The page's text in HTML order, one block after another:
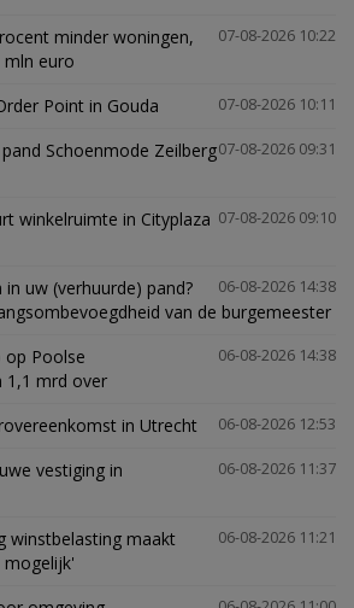
07-08-2026 10:22
minder woningen,
mln euro
07-08-2026 10:11
Point in Gouda
07-08-2026 09:31
Schoenmode Zeilberg
07-08-2026 09:10
winkelruimte in Cityplaza
06-08-2026 14:38
uw (verhuurde) pand?
van de burgemeester
06-08-2026 14:38
op Poolse
1,1 mrd over
06-08-2026 12:53
in Utrecht
06-08-2026 11:37
vestiging in
06-08-2026 11:21
winstbelasting maakt
mogelijk'